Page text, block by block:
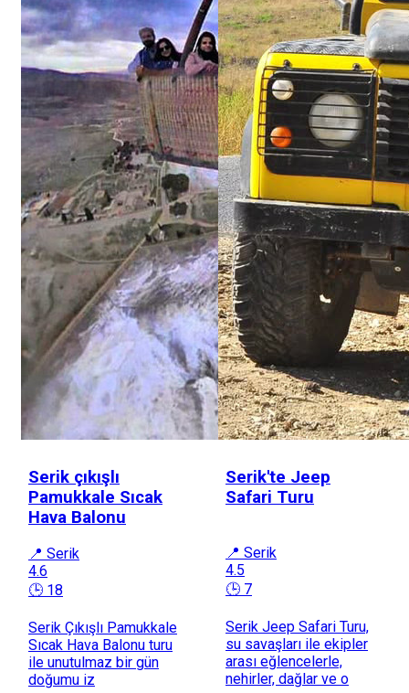
Serik çıkışlı
Pamukkale Sıcak
Hava Balonu
📍 Serik
4.6
🕒 18
Serik Çıkışlı Pamukkale
Sıcak Hava Balonu turu
ile unutulmaz bir gün
doğumu iz
Serik'te Jeep
Safari Turu
📍 Serik
4.5
🕒 7
Serik Jeep Safari Turu,
su savaşları ile ekipler
arası eğlencelerle,
nehirler, dağlar ve o